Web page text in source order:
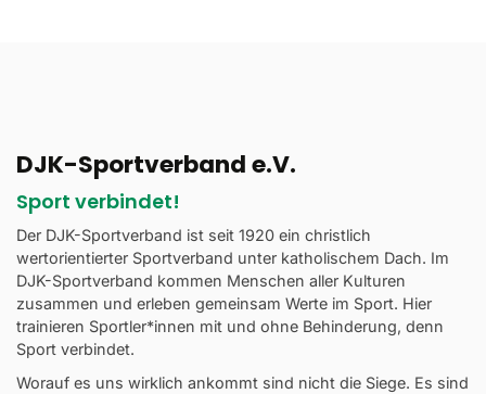
DJK-Sportverband e.V.
Sport verbindet!
Der DJK-Sportverband ist seit 1920 ein christlich
wertorientierter Sportverband unter katholischem Dach. Im
DJK-Sportverband kommen Menschen aller Kulturen
zusammen und erleben gemeinsam Werte im Sport. Hier
trainieren Sportler*innen mit und ohne Behinderung, denn
Sport verbindet.
Worauf es uns wirklich ankommt sind nicht die Siege. Es sind